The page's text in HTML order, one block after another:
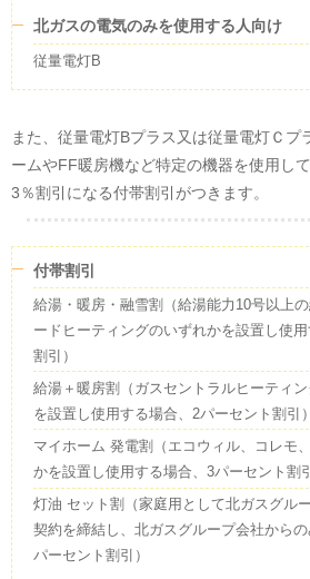
北ガスの電気のみを使用する人向け
従量電灯B
また、従量電灯Bプラス又は従量電灯Ｃプ
ームやFF暖房機など特定の機器を使用し
3％割引になる付帯割引がつきます。
付帯割引
給湯・暖房・融雪割（給湯能力10号以上
ードヒーティングのいずれかを設置し使
割引）
給湯＋暖房割（ガスセントラルヒーティ
を設置し使用する場合、2パーセント割引）
マイホーム 発電割（エコウィル、コレモ
かを設置し使用する場合、3パーセント割
灯油 セット割（家庭用として北ガスグル
契約を締結し、北ガスグループ会社から
パーセント割引）